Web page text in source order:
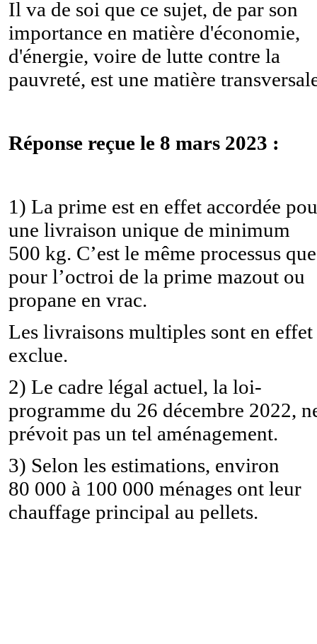
Il va de soi que ce sujet, de par son
importance en matière d'économie,
d'énergie, voire de lutte contre la
pauvreté, est une matière
Réponse reçue le 8 mars 2023 :
1) La prime est en effet accordée
une livraison unique de minimum
500 kg. C’est le même processus que
pour l’octroi de la prime mazout ou
propane en vrac.
Les livraisons multiples sont en effet
exclue.
2) Le cadre légal actuel, la loi-
programme du 26 décembre 2022,
prévoit pas un tel aménagement.
3) Selon les estimations, environ
80 000 à 100 000 ménages ont leur
chauffage principal au pellets.